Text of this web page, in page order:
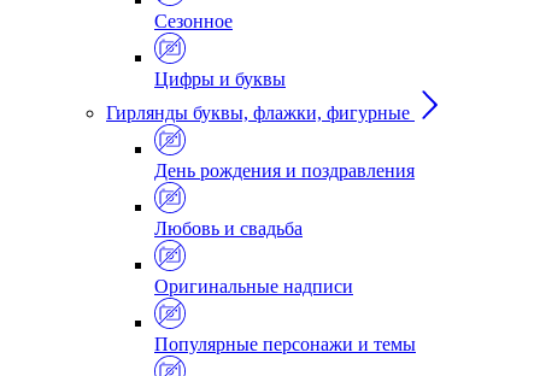
Сезонное
Цифры и буквы
Гирлянды буквы, флажки, фигурные
День рождения и поздравления
Любовь и свадьба
Оригинальные надписи
Популярные персонажи и темы